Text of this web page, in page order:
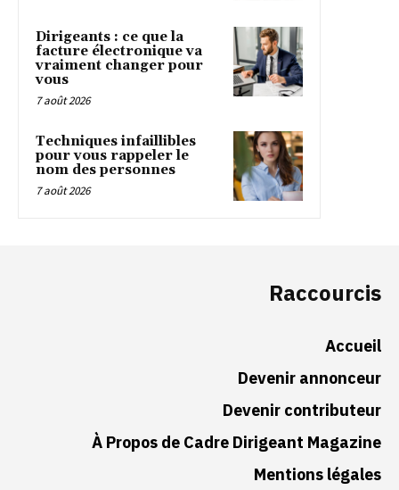
Dirigeants : ce que la
facture électronique va
vraiment changer pour
vous
7 août 2026
Techniques infaillibles
pour vous rappeler le
nom des personnes
7 août 2026
Raccourcis
Accueil
Devenir annonceur
Devenir contributeur
À Propos de Cadre Dirigeant Magazine
Mentions légales